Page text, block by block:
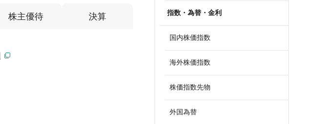
株主優待 決算 指数・為替・金利
国内株価指数
海外株価指数
株価指数先物
外国為替